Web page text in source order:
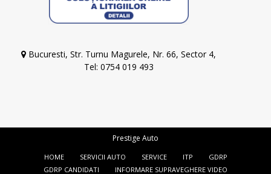
Bucuresti, Str. Turnu Magurele, Nr. 66, Sector 4,
Tel: 0754 019 493
Prestige Auto
HOME SERVICII AUTO SERVICE ITP
GDRP
GDRP CANDIDATI
INFORMARE SUPRAVEGHERE VIDEO